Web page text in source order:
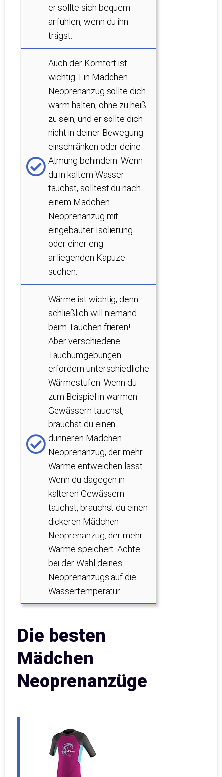
er sollte sich bequem
anfühlen, wenn du ihn
trägst.
Auch der Komfort ist
wichtig. Ein Mädchen
Neoprenanzug sollte dich
warm halten, ohne zu heiß
zu sein, und er sollte dich
nicht in deiner Bewegung
einschränken oder deine
Atmung behindern. Wenn
du in kaltem Wasser
tauchst, solltest du nach
einem Mädchen
Neoprenanzug mit
eingebauter Isolierung
oder einer eng
anliegenden Kapuze
suchen.
Wärme ist wichtig, denn
schließlich will niemand
beim Tauchen frieren!
Aber verschiedene
Tauchumgebungen
erfordern unterschiedliche
Wärmestufen. Wenn du
zum Beispiel in warmen
Gewässern tauchst,
brauchst du einen
dünneren Mädchen
Neoprenanzug, der mehr
Wärme entweichen lässt.
Wenn du dagegen in
kälteren Gewässern
tauchst, brauchst du einen
dickeren Mädchen
Neoprenanzug, der mehr
Wärme speichert. Achte
bei der Wahl deines
Neoprenanzugs auf die
Wassertemperatur.
Die besten
Mädchen
Neoprenanzüge